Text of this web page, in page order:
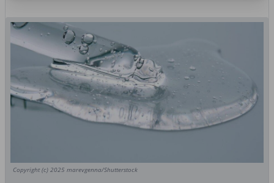
Copyright (c) 2025 marevgenna/Shutterstock